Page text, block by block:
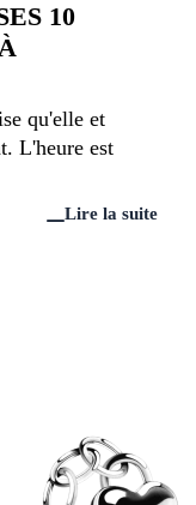
10
qu'elle et
L'heure est
Lire la suite